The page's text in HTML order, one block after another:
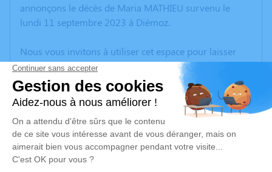
annonçons le décès de Maria MATHIEU survenu le
lundi 11 septembre 2023 à Diémoz.
Nous vous invitons à utiliser cet espace pour laisser
vos condoléances, partager des photos souvenirs, une
anecdote ou exprimer vos pensées à travers des
poèmes ou des textes. Cet endroit est un lieu
d'expression dédié à honorer la mémoire de Maria
MATHIEU.
Un service de plantation d’arbre hommage est
disponible ici.